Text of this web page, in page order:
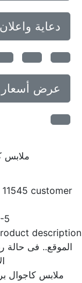
دعاية واعلان
عرض أسعار
ملابس
11545customer
5
Product
الموقع.. فى حالة
ملابس كاجوال